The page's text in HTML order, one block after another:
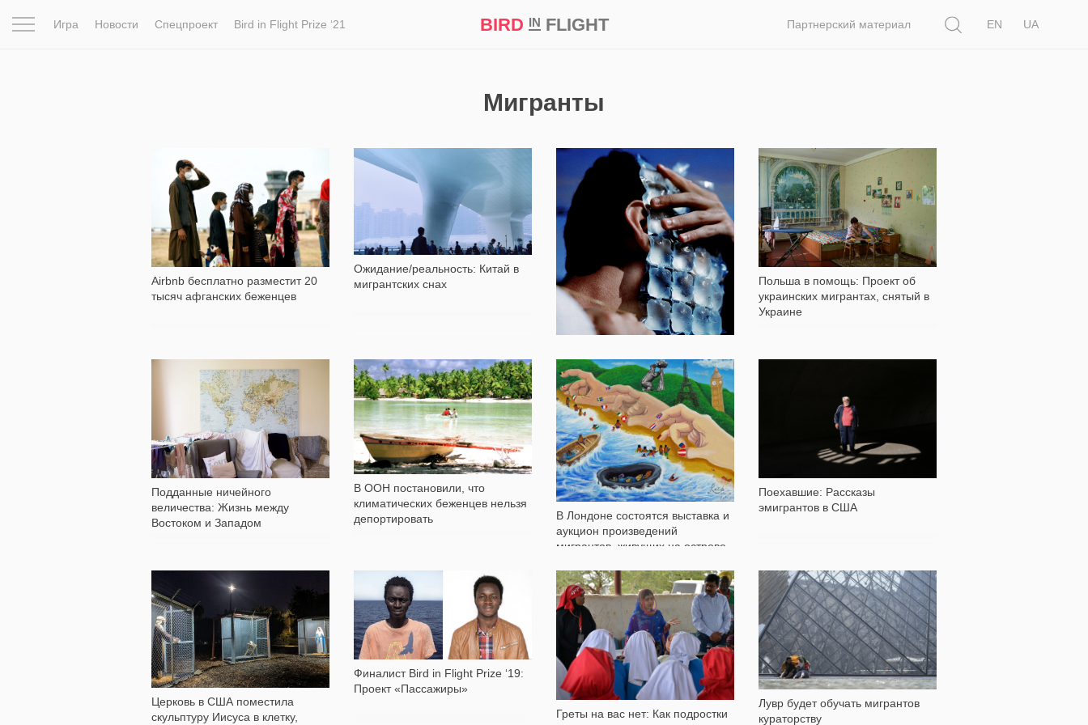
Игра Новости Спецпроект Bird in Flight Prize ‘21 BIRD INFLIGHT Партнерский материал
EN
UA
Мигранты
Airbnb бесплатно разместит 20
тысяч афганских беженцев
118
Ожидание/реальность: Китай в
мигрантских снах
1 893
Услышать и понять: Поэтично о
жизни турецких мигрантов
1 060
Польша в помощь: Проект об
украинских мигрантах, снятый в
Украине
24 079
Подданные ничейного
величества: Жизнь между
Востоком и Западом
1 390
В ООН постановили, что
климатических беженцев нельзя
депортировать
2 198
В Лондоне состоятся выставка и
аукцион произведений
мигрантов, живущих на острове
604
Поехавшие: Рассказы
эмигрантов в США
Церковь в США поместила
скульптуру Иисуса в клетку,
Финалист Bird in Flight Prize ‘19:
Проект «Пассажиры»
8 803
Греты на вас нет: Как подростки
3 861
Лувр будет обучать мигрантов
кураторству
261